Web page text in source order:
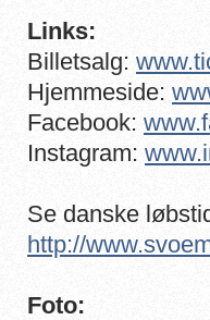
Links:
Billetsalg:
Hjemmeside:
Facebook:
Instagram:
Se danske
http://
Foto: